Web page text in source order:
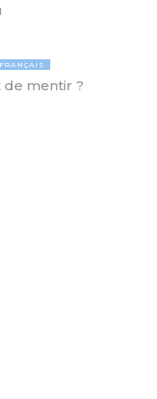
de mentir ?